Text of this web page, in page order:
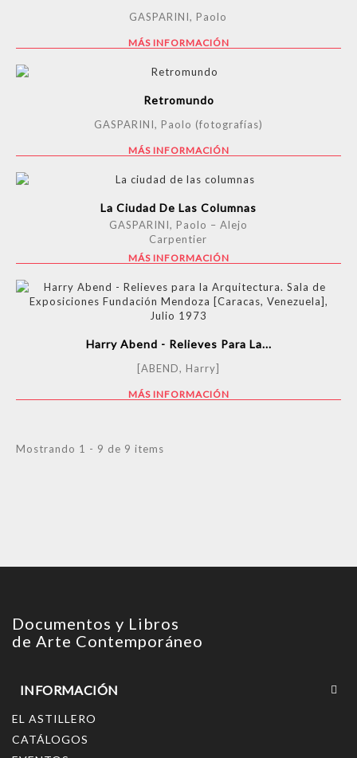
GASPARINI, Paolo
MÁS INFORMACIÓN
Retromundo
GASPARINI, Paolo (fotografías)
MÁS INFORMACIÓN
La Ciudad De Las Columnas
GASPARINI, Paolo – Alejo
Carpentier
MÁS INFORMACIÓN
Harry Abend - Relieves Para La...
[ABEND, Harry]
MÁS INFORMACIÓN
Mostrando 1 - 9 de 9 items
Documentos y Libros
de Arte Contemporáneo
INFORMACIÓN
EL ASTILLERO
CATÁLOGOS